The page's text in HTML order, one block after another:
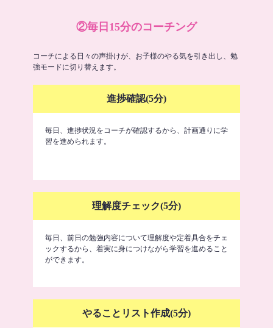
②毎日15分のコーチング
コーチによる日々の声掛けが、お子様のやる気を引き出し、勉
強モードに切り替えます。
進捗確認(5分)
毎日、進捗状況をコーチが確認するから、計画通りに学
習を進められます。
理解度チェック(5分)
毎日、前日の勉強内容について理解度や定着具合をチェ
ックするから、着実に身につけながら学習を進めること
ができます。
やることリスト作成(5分)